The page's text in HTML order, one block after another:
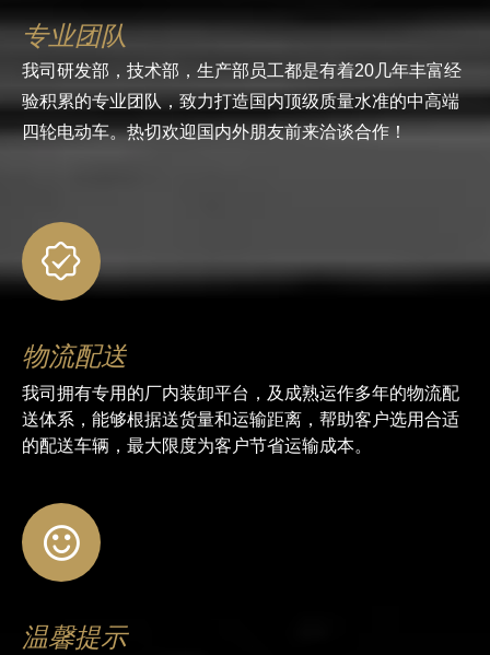
专业团队
我司研发部，技术部，生产部员工都是有着20几年丰富经
验积累的专业团队，致力打造国内顶级质量水准的中高端
四轮电动车。热切欢迎国内外朋友前来洽谈合作！
物流配送
我司拥有专用的厂内装卸平台，及成熟运作多年的物流配
送体系，能够根据送货量和运输距离，帮助客户选用合适
的配送车辆，最大限度为客户节省运输成本。
温馨提示